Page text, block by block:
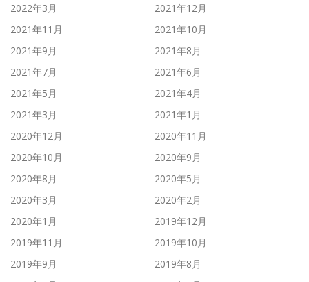
2022年3月
2021年12月
2021年11月
2021年10月
2021年9月
2021年8月
2021年7月
2021年6月
2021年5月
2021年4月
2021年3月
2021年1月
2020年12月
2020年11月
2020年10月
2020年9月
2020年8月
2020年5月
2020年3月
2020年2月
2020年1月
2019年12月
2019年11月
2019年10月
2019年9月
2019年8月